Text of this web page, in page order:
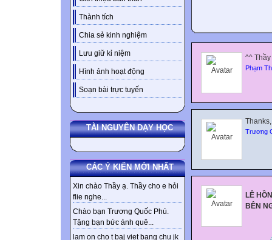
Thành tích
Chia sẻ kinh nghiệm
Lưu giữ kỉ niệm
Hình ảnh hoạt động
Soạn bài trực tuyến
TÀI NGUYÊN DẠY HỌC
CÁC Ý KIẾN MỚI NHẤT
Xin chào Thầy ạ. Thầy cho e hỏi
flie nghe...
Chào bạn Trương Quốc Phú.
Tặng bạn bức ảnh quê...
lam on cho t baj viet bang chu jk
^^
Phạm
Trương
LÊ
BÊN